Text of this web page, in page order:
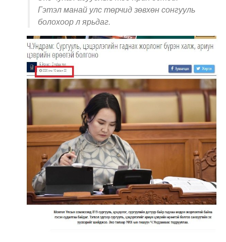
Гэтэл манай улс төрчид зөвхөн сонгууль
болохоор л ярьдаг.